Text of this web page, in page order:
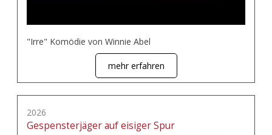
"Irre" Komödie von Winnie Abel
mehr erfahren
2026
Gespensterjäger auf eisiger Spur